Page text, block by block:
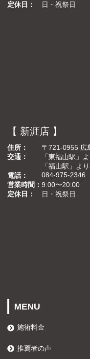
定休日
日・祝祭日
【 新涯店 】
住所
〒721-0955 広
交通
「東福山駅」
「福山駅」よ
電話
084-975-2346
営業時間
9:00〜20:00
定休日
日・祝祭日
MENU
施術料金
推薦者の声